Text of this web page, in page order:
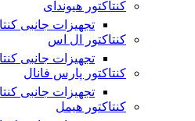
کنتاکتور هیوندای
تجهیزات جانبی
کنتاکتور ال اس
تجهیزات جانبی
کنتاکتور پارس فانال
تجهیزات جانبی
کنتاکتور هیمل